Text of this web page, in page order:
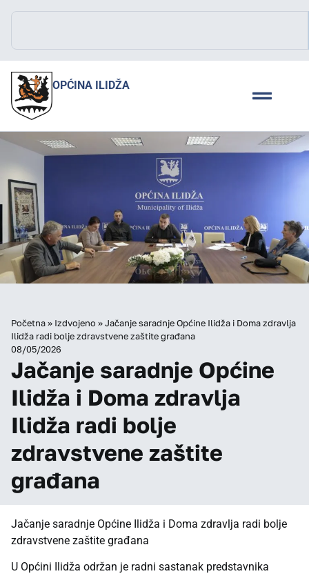
OPĆINA ILIDŽA
Početna» Izdvojeno »Jačanje saradnje Općine Ilidža i Doma zdravlja
Ilidža radi bolje zdravstvene zaštite građana
08/05/2026
Jačanje saradnje Općine
Ilidža i Doma zdravlja
Ilidža radi bolje
zdravstvene zaštite
građana
Jačanje saradnje Općine Ilidža i Doma zdravlja radi bolje
zdravstvene zaštite građana
U Općini Ilidža održan je radni sastanak predstavnika